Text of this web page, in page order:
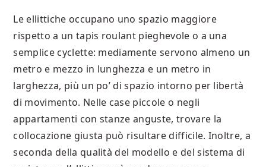
Le ellittiche occupano uno spazio maggiore
rispetto a un tapis roulant pieghevole o a una
semplice cyclette: mediamente servono almeno un
metro e mezzo in lunghezza e un metro in
larghezza, più un po’ di spazio intorno per libertà
di movimento. Nelle case piccole o negli
appartamenti con stanze anguste, trovare la
collocazione giusta può risultare difficile. Inoltre, a
seconda della qualità del modello e del sistema di